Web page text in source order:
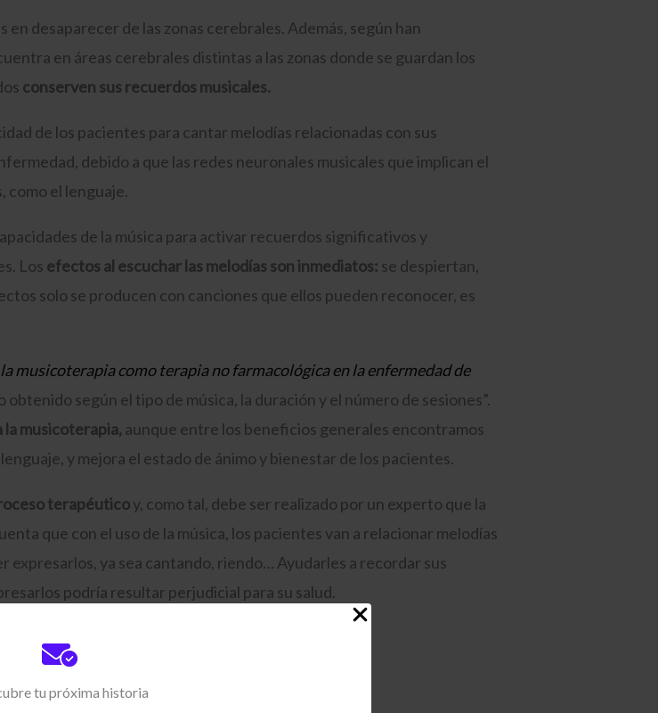
tu próxima historia
en desaparecer de las zonas cerebrales. Además, según han
en áreas cerebrales distintas a las zonas donde se guardan los
conserven sus recuerdos musicales.
de los pacientes para cantar melodías relacionadas con sus
debido a que las redes neuronales musicales que implican el
como el lenguaje.
de la música para activar recuerdos significativos y
Los efectos al escuchar las melodías son inmediatos: se despiertan,
solo se producen con canciones que ellos pueden reconocer, es
musicoterapia como terapia no farmacológica en la enfermedad de
según el tipo de música, la duración y el número de sesiones”.
la musicoterapia, aunque entre los beneficios generales encontramos
y mejora el estado de ánimo y bienestar de los pacientes.
terapéuticoy, como tal, debe ser realizado por un experto que la
que con el uso de la música, los pacientes van a relacionar melodías
ya sea cantando, riendo… Ayudarles a recordar sus
podría resultar perjudicial para su salud.